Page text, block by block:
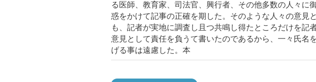
る医師、教育家、司法官、興行者、その他多数の人々に
惑をかけて記事の正確を期した。そのような人々の意見
も、記者が実地に調査し且つ共鳴し得たところだけを記
意見として責任を負うて書いたのであるから、一々氏名
げる事は遠慮した。本